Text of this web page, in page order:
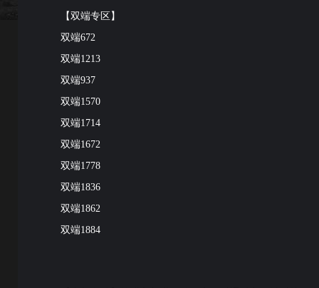
【双端专区】
双端672
双端1213
双端937
双端1570
双端1714
双端1672
双端1778
双端1836
双端1862
双端1884